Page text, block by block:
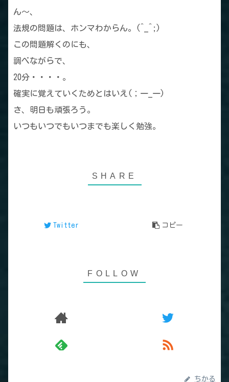
ん～、
法規の問題は、ホンマわからん。(^_^;)
この問題解くのにも、
調べながらで、
20分・・・・。
確実に覚えていくためとはいえ(；一_一)
さ、明日も頑張ろう。
いつもいつでもいつまでも楽しく勉強。
Twitter コピー
ちかる